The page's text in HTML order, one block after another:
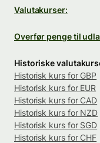
Valutakurser:
Overfør penge til
Historiske
Historisk kurs for GBP
Historisk kurs for EUR
Historisk kurs for CAD
Historisk kurs for NZD
Historisk kurs for SGD
Historisk kurs for CHF